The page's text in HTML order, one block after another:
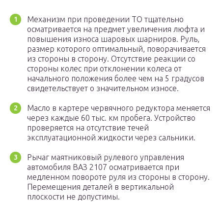
Механизм при проведении ТО тщательно
осматривается на предмет увеличения люфта и
повышения износа шаровых шарниров. Руль,
размер которого оптимальный, поворачивается
из стороны в сторону. Отсутствие реакции со
стороны колес при отклонении колеса от
начального положения более чем на 5 градусов
свидетельствует о значительном износе.
Масло в картере червячного редуктора меняется
через каждые 60 тыс. км пробега. Устройство
проверяется на отсутствие течей
эксплуатационной жидкости через сальники.
Рычаг маятниковый рулевого управления
автомобиля ВАЗ 2107 осматривается при
медленном повороте руля из стороны в сторону.
Перемещения деталей в вертикальной
плоскости не допустимы.